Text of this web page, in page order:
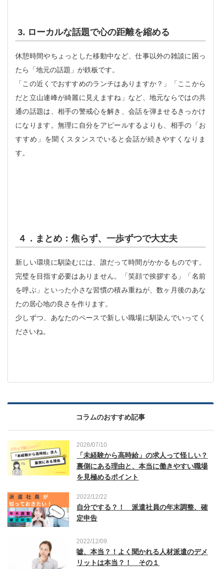
3. ローカルな話題で心の距離を縮める
休憩時間やちょっとした移動中など、仕事以外の雑談に困っ
たら「地元の話題」が鉄板です。
「この近くでおすすめのランチはありますか？」「ここから
だと立山連峰が綺麗に見えますね」など、地元ならではの共
通の話題は、相手の警戒心を解き、会話を弾ませるきっかけ
になります。無理に自分をアピールするよりも、相手の「お
すすめ」を聞くスタンスでいると会話が続きやすくなりま
す。
４．まとめ：焦らず、一歩ずつで大丈夫
新しい環境に馴染むには、誰だって時間がかかるものです。
完璧を目指す必要はありません。「笑顔で挨拶する」「名前
を呼ぶ」といった小さな習慣の積み重ねが、数ヶ月後のあな
たの居心地の良さを作ります。
少しずつ、あなたのペースで新しい職場に馴染んでいってく
ださいね。
コラムのおすすめ記事
2026/07/10
「未経験から高時給」の求人って怪しい？
裏側にある理由と、本当に働きやすい職場
を見極めるポイント
2022/12/22
自分でする？！ 派遣社員の年末調整、確
定申告
2022/12/09
嘘、本当？！よく聞かれる人材派遣のデメ
リットは本当？！ その１